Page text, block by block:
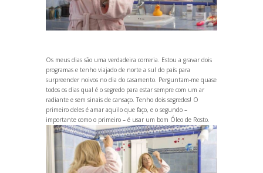
Os meus dias são uma verdadeira correria. Estou a gravar dois
programas e tenho viajado de norte a sul do país para
surpreender noivos no dia do casamento. Perguntam-me quase
todos os dias qual é o segredo para estar sempre com um ar
radiante e sem sinais de cansaço. Tenho dois segredos! O
primeiro deles é amar aquilo que faço, e o segundo –
importante como o primeiro – é usar um bom Óleo de Rosto.